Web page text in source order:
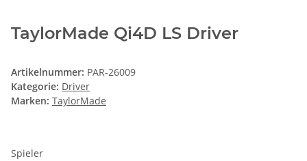
TaylorMade Qi4D LS Driver
Artikelnummer: PAR-26009
Kategorie: Driver
Marken: TaylorMade
Spieler